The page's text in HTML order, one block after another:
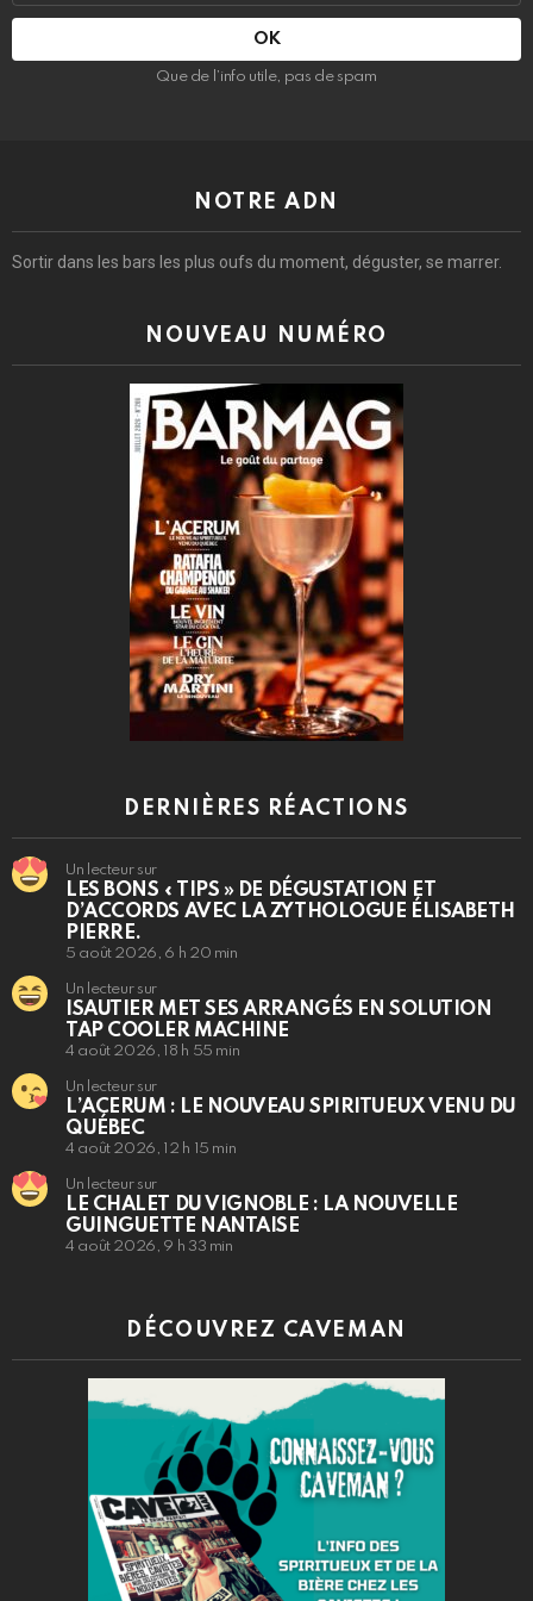
mail
Que de l’info utile, pas de spam
NOTRE ADN
Sortir dans les bars les plus oufs du moment, déguster, se marrer.
NOUVEAU NUMÉRO
DERNIÈRES RÉACTIONS
Un lecteur sur
LES BONS « TIPS » DE DÉGUSTATION ET
D’ACCORDS AVEC LA ZYTHOLOGUE ÉLISABETH
PIERRE.
5 août 2026, 6 h 20 min
Un lecteur sur
ISAUTIER MET SES ARRANGÉS EN SOLUTION
TAP COOLER MACHINE
4 août 2026, 18 h 55 min
Un lecteur sur
L’ACERUM : LE NOUVEAU SPIRITUEUX VENU DU
QUÉBEC
4 août 2026, 12 h 15 min
Un lecteur sur
LE CHALET DU VIGNOBLE : LA NOUVELLE
GUINGUETTE NANTAISE
4 août 2026, 9 h 33 min
DÉCOUVREZ CAVEMAN